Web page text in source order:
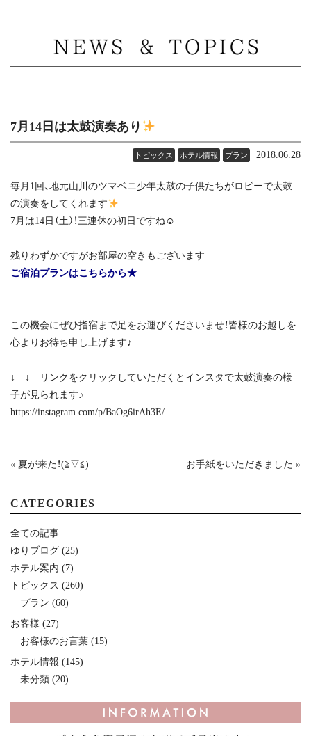
7月14日は太鼓演奏あり
トピックス ホテル情報 プラン 2018.06.28
毎月1回、地元山川のツマベニ少年太鼓の子供たちがロビーで太鼓
の演奏をしてくれます
7月は14日（土）！三連休の初日ですね☺
残りわずかですがお部屋の空きもございます
ご宿泊プランはこちらから★
この機会にぜひ指宿まで足をお運びくださいませ！皆様のお越しを
心よりお待ち申し上げます♪
↓ ↓ リンクをクリックしていただくとインスタで太鼓演奏の様
子が見られます♪
https://instagram.com/p/BaOg6irAh3E/
« 夏が来た！(≧▽≦) お手紙をいただきました »
CATEGORIES
全ての記事
ゆりブログ (25)
ホテル案内 (7)
トピックス (260)
プラン (60)
お客様 (27)
お客様のお言葉 (15)
ホテル情報 (145)
未分類 (20)